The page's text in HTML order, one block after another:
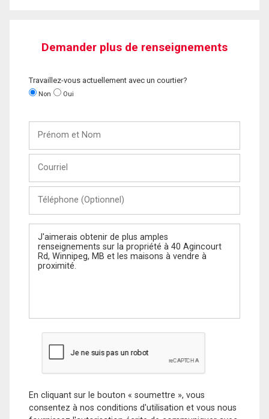
Demander plus de renseignements
Travaillez-vous actuellement avec un courtier?
Non Oui
Nom
(Optionnel)
Message
En cliquant sur le bouton « soumettre », vous
consentez à nos conditions d'utilisation et vous nous